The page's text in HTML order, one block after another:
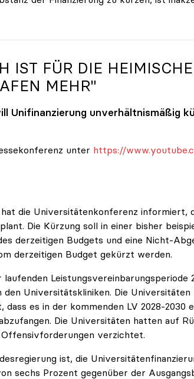
sich zu demonstrieren lohnt
IST FÜR DIE
MEHR"
Unifinanzierung unverhältnismäßig
unter https://
die Universitätenkonferenz informiert,
Die Kürzung soll in einer bisher
derzeitigen Budgets und eine Nicht-
derzeitigen Budget gekürzt werden.
laufenden Leistungsvereinbarungsperiode
den Universitätskliniken. Die
dass es in der kommenden LV 2028-2030
Die Universitäten hatten auf
Offensivforderungen verzichtet.
ist, die
sechs Prozent gegenüber der